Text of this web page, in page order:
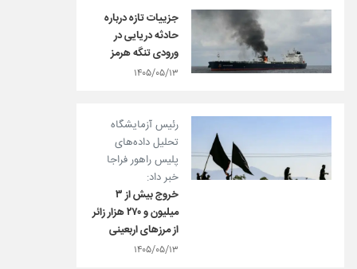
جزییات تازه درباره
حادثه دریایی در
ورودی تنگه هرمز
۱۴۰۵/۰۵/۱۳
رئیس آزمایشگاه
تحلیل داده‌های
پلیس راهور فراجا
خبر داد:
خروج بیش از ۳
میلیون و ۲۷۰ هزار زائر
از مرزهای اربعینی
۱۴۰۵/۰۵/۱۳